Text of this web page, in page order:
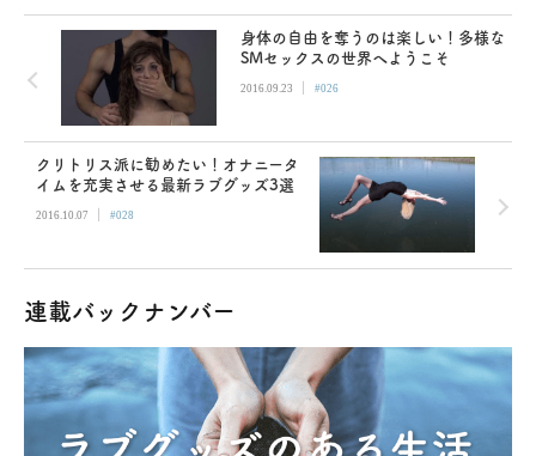
身体の自由を奪うのは楽しい！多様な
SMセックスの世界へようこそ
2016.09.23 | #026
クリトリス派に勧めたい！オナニータ
イムを充実させる最新ラブグッズ3選
2016.10.07 | #028
連載バックナンバー